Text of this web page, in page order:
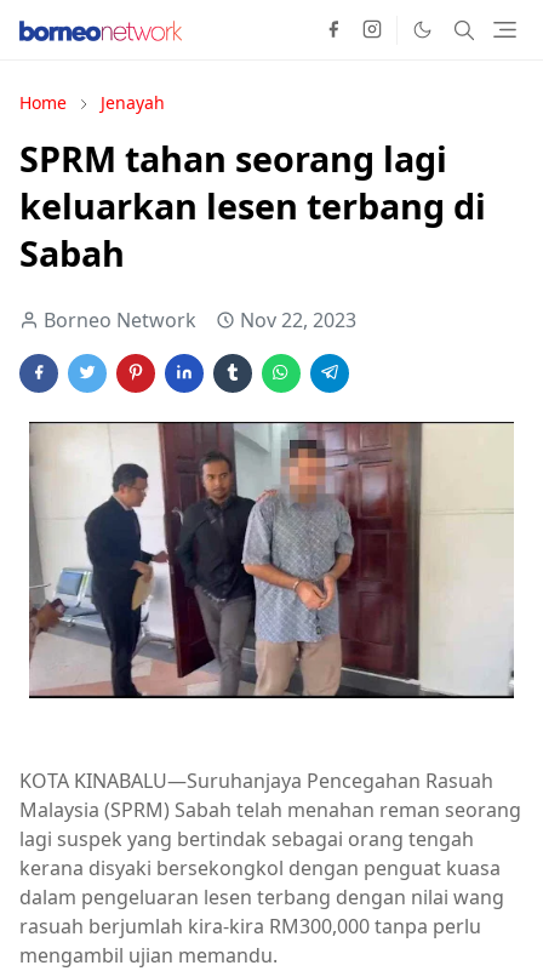
Home Jenayah
SPRM tahan seorang lagi
keluarkan lesen terbang di
Sabah
Borneo Network Nov 22, 2023
KOTA KINABALU—Suruhanjaya Pencegahan Rasuah
Malaysia (SPRM) Sabah telah menahan reman seorang
lagi suspek yang bertindak sebagai orang tengah
kerana disyaki bersekongkol dengan penguat kuasa
dalam pengeluaran lesen terbang dengan nilai wang
rasuah berjumlah kira-kira RM300,000 tanpa perlu
mengambil ujian memandu.